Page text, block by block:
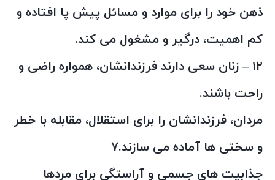
ذهن خود را برای موارد و مسائل پیش پا افتاده و
کم اهمیت، درگیر و مشغول می کند.
۱۲ – زنان سعی دارند فرزندانشان، همواره راضی و
راحت باشند.
مردان، فرزندانشان را برای استقلال، مقابله با خطر
و سختی ها آماده می سازند.۷
جذابیت های جسمی و آراستگی برای مردها